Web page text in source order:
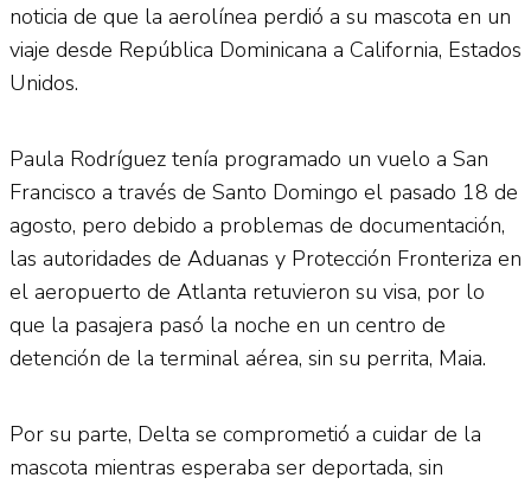
noticia de que la aerolínea perdió a su mascota en un
viaje desde República Dominicana a California, Estados
Unidos.
Paula Rodríguez tenía programado un vuelo a San
Francisco a través de Santo Domingo el pasado 18 de
agosto, pero debido a problemas de documentación,
las autoridades de Aduanas y Protección Fronteriza en
el aeropuerto de Atlanta retuvieron su visa, por lo
que la pasajera pasó la noche en un centro de
detención de la terminal aérea, sin su perrita, Maia.
Por su parte, Delta se comprometió a cuidar de la
mascota mientras esperaba ser deportada, sin